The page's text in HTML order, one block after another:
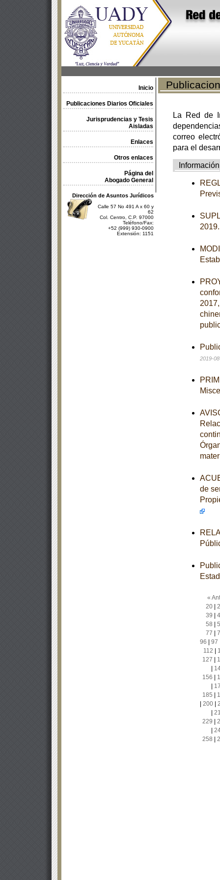
Inicio
Publicaciones Diarios Oficiales
Jurisprudencias y Tesis
Aisladas
Enlaces
Otros enlaces
Página del
Abogado General
Dirección de Asuntos Jurídicos
Calle 57 No 491 A x 60 y
62
Col. Centro, C.P. 97000
Teléfono/Fax:
+52 (999) 930-0900
Extensión: 1151
La Red de
correo
para el
Información
2019-
de
«
20|
39
58
77
96
97
112
127
156
185
200|
229
258